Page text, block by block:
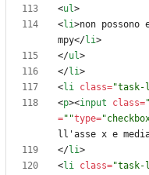
<ul>
<li>non
mpy</li>
</ul>
</li>
<li class="task-
<p><input class=
=""type=
ll'asse x e
</li>
<li class="task-